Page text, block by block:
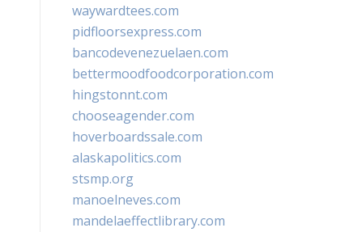
waywardtees.com
pidfloorsexpress.com
bancodevenezuelaen.com
bettermoodfoodcorporation.com
hingstonnt.com
chooseagender.com
hoverboardssale.com
alaskapolitics.com
stsmp.org
manoelneves.com
mandelaeffectlibrary.com